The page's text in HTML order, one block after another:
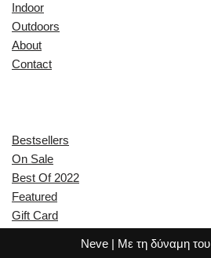
Indoor
Outdoors
About
Contact
Bestsellers
On Sale
Best Of 2022
Featured
Gift Card
Neve| Με τη δύναμη του